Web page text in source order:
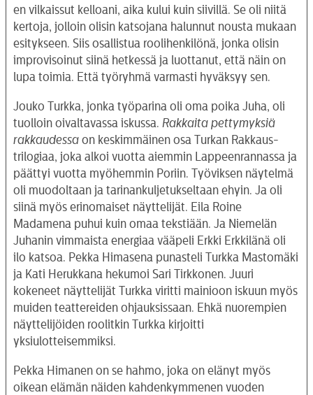
en vilkaissut kelloani, aika kului kuin siivillä. Se oli niitä
kertoja, jolloin olisin katsojana halunnut nousta mukaan
esitykseen. Siis osallistua roolihenkilönä, jonka olisin
improvisoinut siinä hetkessä ja luottanut, että näin on
lupa toimia. Että työryhmä varmasti hyväksyy sen.
Jouko Turkka, jonka työparina oli oma poika Juha, oli
tuolloin oivaltavassa iskussa. Rakkaita pettymyksiä
rakkaudessa on keskimmäinen osa Turkan Rakkaus-
trilogiaa, joka alkoi vuotta aiemmin Lappeenrannassa ja
päättyi vuotta myöhemmin Poriin. Työviksen näytelmä
oli muodoltaan ja tarinankuljetukseltaan ehyin. Ja oli
siinä myös erinomaiset näyttelijät. Eila Roine
Madamena puhui kuin omaa tekstiään. Ja Niemelän
Juhanin vimmaista energiaa vääpeli Erkki Erkkilänä oli
ilo katsoa. Pekka Himasena punasteli Turkka Mastomäki
ja Kati Herukkana hekumoi Sari Tirkkonen. Juuri
kokeneet näyttelijät Turkka viritti mainioon iskuun myös
muiden teattereiden ohjauksissaan. Ehkä nuorempien
näyttelijöiden roolitkin Turkka kirjoitti
yksiulotteisemmiksi.
Pekka Himanen on se hahmo, joka on elänyt myös
oikean elämän näiden kahdenkymmenen vuoden